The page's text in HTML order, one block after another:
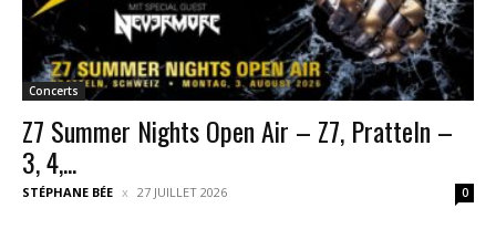
Concerts
Z7 Summer Nights Open Air – Z7, Pratteln –
3, 4,...
STÉPHANE BÉE 27 JUILLET 2026 0